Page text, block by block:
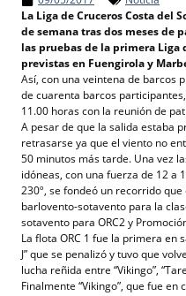
La Liga de Cruceros Costa del
de semana tras dos meses de
las pruebas de la primera Liga
previstas en Fuengirola y
Así, con una veintena de barcos
de cuarenta barcos
11.00 horas con la reunión de
A pesar de que la salida estaba
retrasarse ya que el viento no
50 minutos más tarde. Una vez
idóneas, con una fuerza de 12 a
230º, se fondeó un recorrido
barlovento-sotavento para la
sotavento para ORC2 y
La flota ORC 1 fue la primera en
J” que se penalizó y tuvo que
lucha reñida entre “Vikingo”,
Finalmente “Vikingo”, que fue